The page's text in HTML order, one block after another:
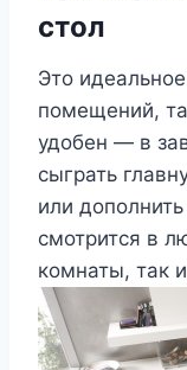
стол
Это
помещений,
удобен — в
сыграть
или
смотрится в
комнаты, так